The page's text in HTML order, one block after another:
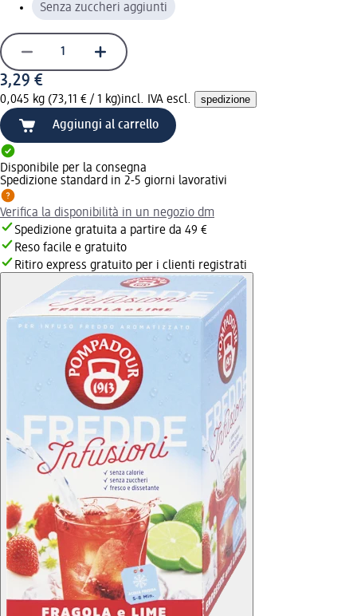
Senza zuccheri aggiunti
3,29 €
0,045 kg (73,11 € / 1 kg)incl. IVA escl. spedizione
Aggiungi al carrello
Disponibile per la consegna
Spedizione standard in 2-5 giorni lavorativi
Verifica la disponibilità in un negozio dm
Spedizione gratuita a partire da 49 €
Reso facile e gratuito
Ritiro express gratuito per i clienti registrati